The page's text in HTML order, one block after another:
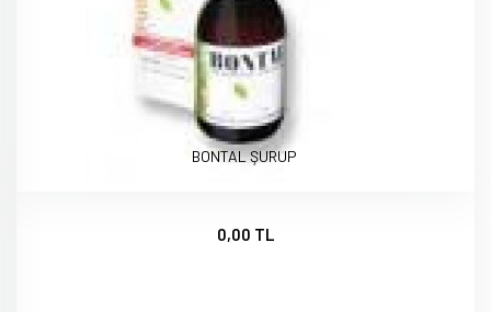
BONTAL ŞURUP
0,00 TL